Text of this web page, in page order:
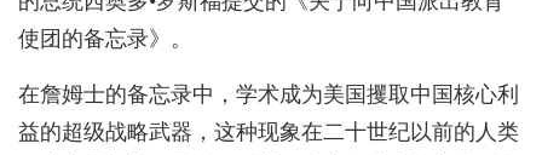
使团的备忘录》。
在詹姆士的备忘录中，学术成为美国攫取中国核心利
益的超级战略武器，这种现象在二十世纪以前的人类